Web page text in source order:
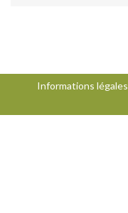
Informations légales